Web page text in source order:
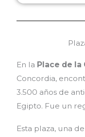
En la Place de la
Concordia,
3.500 años de
Egipto. Fue un
Esta plaza, una